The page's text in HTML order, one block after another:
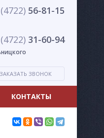
56-81-15
31-60-94
ЗАКАЗАТЬ ЗВОНОК
КОНТАКТЫ